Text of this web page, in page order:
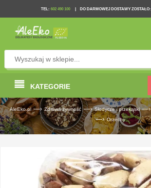
TEL: 602 490 100 DO DARMOWEJ DOSTAWY ZOSTAŁO:
KATEGORIE
AleEko.pl —› Zdrowa żywność —› Słodycze i przekąski —›
—› Orzechy